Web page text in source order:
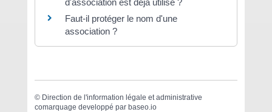
Faut-il protéger le nom d'une
association ?
© Direction de l'information légale et administrative
comarquage developpé par baseo.io